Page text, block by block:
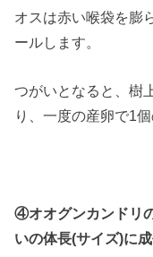
オスは赤い喉袋を膨
ールします。
つがいとなると、樹
り、一度の産卵で1
④オオグンカンドリ
いの体長(サイズ)に